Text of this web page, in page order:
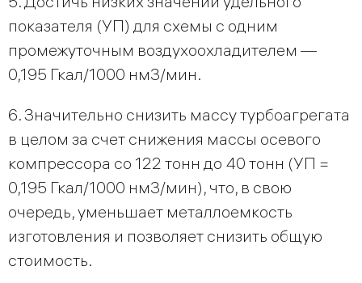
показателя (УП) для схемы с одним
промежуточным воздухоохладителем —
0,195 Гкал/1000 нм3/мин.
6. Значительно снизить массу турбоагрегата
в целом за счет снижения массы осевого
компрессора со 122 тонн до 40 тонн (УП =
0,195 Гкал/1000 нм3/мин), что, в свою
очередь, уменьшает металлоемкость
изготовления и позволяет снизить общую
стоимость.